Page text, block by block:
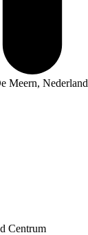
Meern, Nederland
Centrum